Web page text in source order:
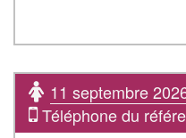
11 septembre
Téléphone du